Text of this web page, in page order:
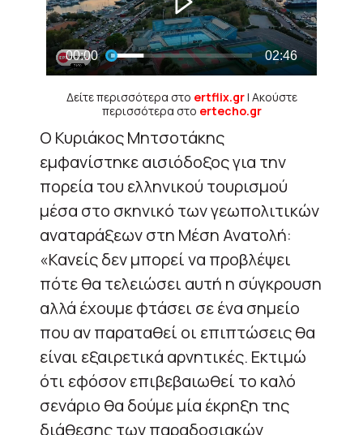
Δείτε περισσότερα στο ertflix.gr| Ακούστε
περισσότερα στο ertecho.gr
Ο Κυριάκος Μητσοτάκης
εμφανίστηκε αισιόδοξος για την
πορεία του ελληνικού τουρισμού
μέσα στο σκηνικό των γεωπολιτικών
αναταράξεων στη Μέση Ανατολή:
«Κανείς δεν μπορεί να προβλέψει
πότε θα τελειώσει αυτή η σύγκρουση
αλλά έχουμε φτάσει σε ένα σημείο
που αν παραταθεί οι επιπτώσεις θα
είναι εξαιρετικά αρνητικές. Εκτιμώ
ότι εφόσον επιβεβαιωθεί το καλό
σενάριο θα δούμε μία έκρηξη της
διάθεσης των παραδοσιακών